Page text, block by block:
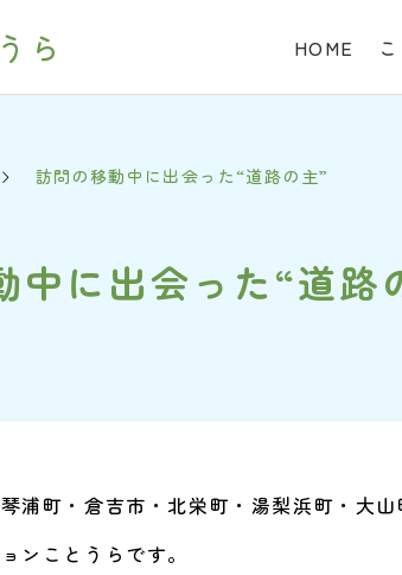
ら HOME
訪問の移動中に出会った“道路の主”
中に出会った“道路
浦町・倉吉市・北栄町・湯梨浜町・大
ンことうらです。